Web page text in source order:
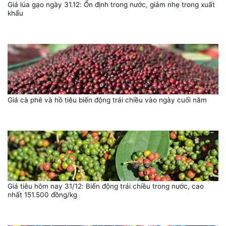
Giá lúa gạo ngày 31.12: Ổn định trong nước, giảm nhẹ trong xuất
khẩu
Giá cà phê và hồ tiêu biến động trái chiều vào ngày cuối năm
Giá tiêu hôm nay 31/12: Biến động trái chiều trong nước, cao
nhất 151.500 đồng/kg